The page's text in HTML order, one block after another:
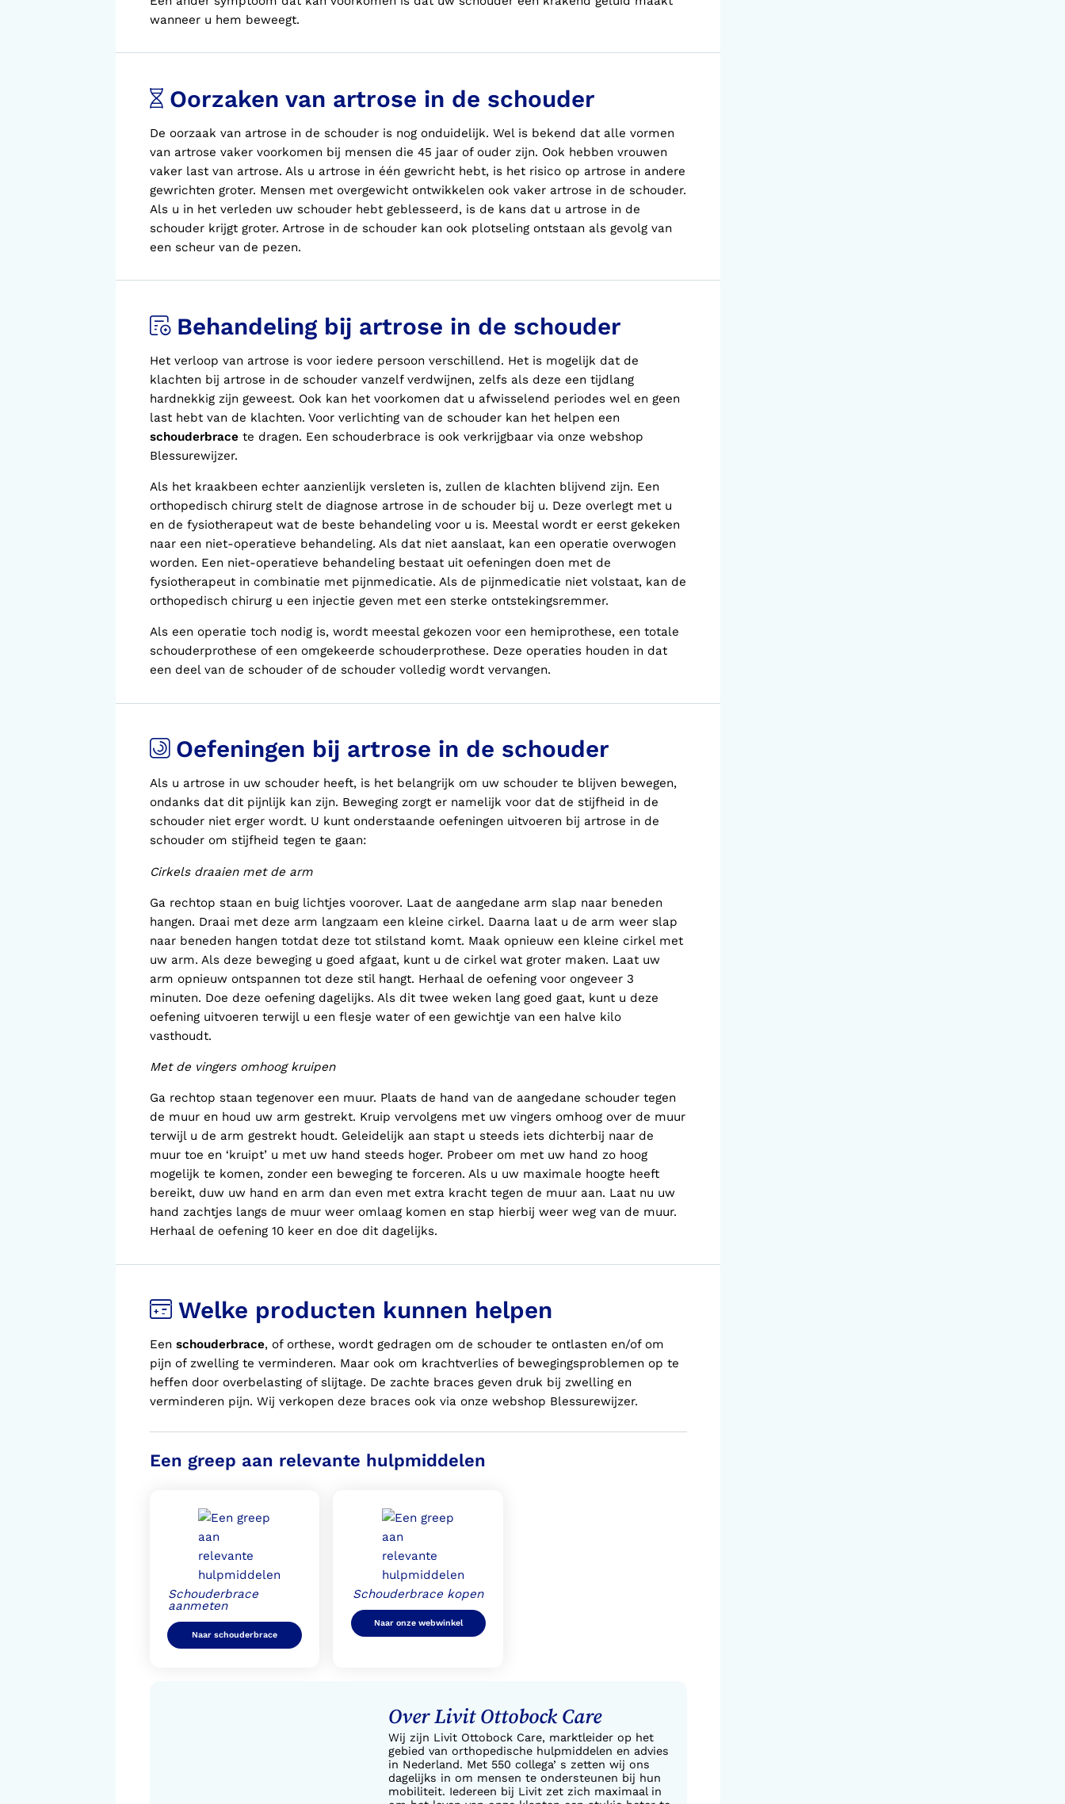
wanneer u hem beweegt.
Oorzaken van artrose in de schouder
De oorzaak van artrose in de schouder is nog onduidelijk. Wel is bekend dat alle vormen
van artrose vaker voorkomen bij mensen die 45 jaar of ouder zijn. Ook hebben vrouwen
vaker last van artrose. Als u artrose in één gewricht hebt, is het risico op artrose in andere
gewrichten groter. Mensen met overgewicht ontwikkelen ook vaker artrose in de schouder.
Als u in het verleden uwschouder hebt geblesseerd, is de kans dat u artrose in de
schouder krijgt groter. Artrose in de schouder kan ook plotseling ontstaan als gevolg van
een scheur van de pezen.
Behandeling bij artrose in de schouder
Het verloop van artrose is voor iedere persoon verschillend. Het is mogelijk dat de
klachten bij artrose in de schouder vanzelf verdwijnen, zelfs als deze een tijdlang
hardnekkig zijn geweest. Ook kan het voorkomen dat u afwisselend periodes wel en geen
last hebt van de klachten. Voor verlichting van de schouder kan het helpen een
schouderbracete dragen. Een schouderbrace is ook verkrijgbaar via onze webshop
Blessurewijzer.
Als het kraakbeen echter aanzienlijk versleten is, zullen de klachten blijvend zijn. Een
orthopedisch chirurg stelt de diagnose artrose in de schouder bij u. Deze overlegt met u
en de fysiotherapeut wat de beste behandeling voor u is. Meestal wordt er eerst gekeken
naar een niet-operatieve behandeling. Als dat niet aanslaat, kan een operatie overwogen
worden. Een niet-operatieve behandeling bestaat uit oefeningen doen met de
fysiotherapeut in combinatie met pijnmedicatie. Als de pijnmedicatie niet volstaat, kan de
orthopedisch chirurg u een injectie geven met een sterke ontstekingsremmer.
Als een operatie toch nodig is, wordt meestal gekozen voor een hemiprothese, een totale
schouderprothese of een omgekeerde schouderprothese. Deze operaties houden in dat
een deel van de schouder of de schouder volledig wordt vervangen.
Oefeningen bij artrose in de schouder
Als u artrose in uw schouder heeft, is het belangrijk om uw schouder te blijven bewegen,
ondanks dat dit pijnlijk kan zijn. Beweging zorgt er namelijk voor dat de stijfheid in de
schouder niet erger wordt. U kunt onderstaande oefeningen uitvoeren bij artrose in de
schouder om stijfheid tegen te gaan:
Cirkels draaien met de arm
Ga rechtop staan en buig lichtjes voorover. Laat de aangedane arm slap naar beneden
hangen. Draai met deze arm langzaam een kleine cirkel. Daarna laat u de arm weer slap
naar beneden hangen totdat deze tot stilstand komt. Maak opnieuw een kleine cirkel met
uw arm. Als deze beweging u goed afgaat, kunt u de cirkel wat groter maken. Laat uw
arm opnieuw ontspannen tot deze stil hangt. Herhaal de oefening voor ongeveer 3
minuten. Doe deze oefening dagelijks. Als dit twee weken lang goed gaat, kunt u deze
oefening uitvoeren terwijl u een flesje water of een gewichtje van een halve kilo
vasthoudt.
Met de vingers omhoog kruipen
Ga rechtop staan tegenover een muur. Plaats de hand van de aangedane schouder tegen
de muur en houd uw arm gestrekt. Kruip vervolgens met uw vingers omhoog over de muur
terwijl u de arm gestrekt houdt. Geleidelijk aan stapt u steeds iets dichterbij naar de
muur toe en ‘kruipt’ u met uw hand steeds hoger. Probeer om met uw hand zo hoog
mogelijk te komen, zonder een beweging te forceren. Als u uw maximale hoogte heeft
bereikt, duw uw hand en arm dan even met extra kracht tegen de muur aan. Laat nu uw
hand zachtjes langs de muur weer omlaag komen en stap hierbij weer weg van de muur.
Herhaal de oefening 10 keer en doe dit dagelijks.
Welke producten kunnen helpen
Een schouderbrace, of orthese, wordt gedragen om de schouder te ontlasten en/of om
pijn of zwelling te verminderen. Maar ook om krachtverlies of bewegingsproblemen op te
heffen door overbelasting of slijtage. De zachte bracesgeven druk bij zwelling en
verminderen pijn. Wij verkopen deze bracesook via onze webshop Blessurewijzer.
Een greep aan relevante hulpmiddelen
Schouderbrace
aanmeten
Naar schouderbrace
Schouderbrace kopen
Naar onze webwinkel
Over Livit Ottobock Care
Wij zijn Livit Ottobock Care, marktleider op het
gebied van orthopedische hulpmiddelen en advies
in Nederland. Met 550 collega’ s zetten wij ons
dagelijks in om mensen te ondersteunen bij hun
mobiliteit. Iedereen bij Livit zet zich maximaal in